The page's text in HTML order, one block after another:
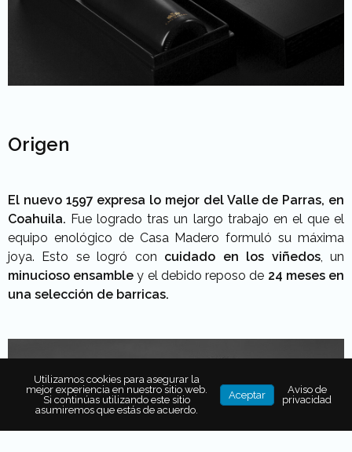
Origen
El nuevo 1597 expresa lo mejor del Valle de Parras, en
Coahuila. Fue logrado tras un largo trabajo en el que el
equipo enológico de Casa Madero formuló su máxima
joya. Esto se logró con cuidado en los viñedos, un
minucioso ensamble y el debido reposo de 24 meses en
una selección de barricas.
Utilizamos cookies para asegurar la
mejor experiencia en nuestro sitio web.
Si continúas utilizando este sitio
asumiremos que estás de acuerdo.
Aceptar
Aviso de
privacidad